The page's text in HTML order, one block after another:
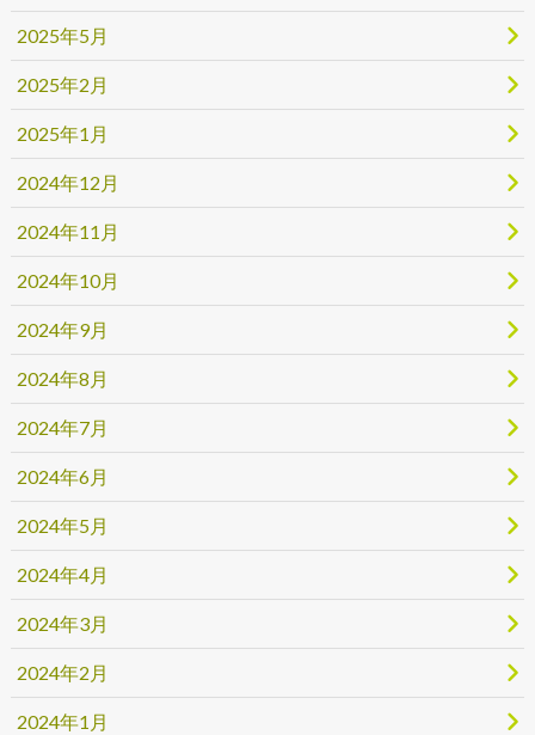
2025年5月
2025年2月
2025年1月
2024年12月
2024年11月
2024年10月
2024年9月
2024年8月
2024年7月
2024年6月
2024年5月
2024年4月
2024年3月
2024年2月
2024年1月